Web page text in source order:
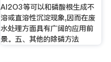
Al2O3等可以和磷酸根生成不
溶或直溶性沉淀现象,因而在废
水处理方面具有广阔的应用前
景。五、其他的除磷方法